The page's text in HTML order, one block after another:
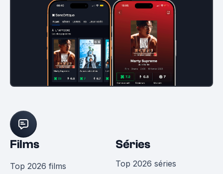
Films
Top 2026 films
Séries
Top 2026 séries